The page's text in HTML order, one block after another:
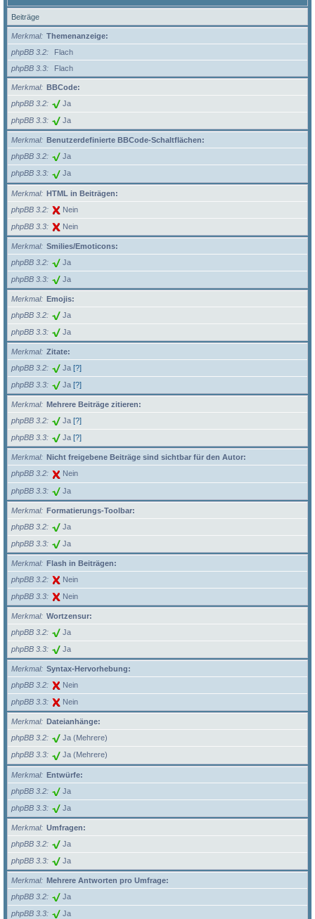
Beiträge
Merkmal
Themenanzeige:
phpBB 3.2
Flach
phpBB 3.3
Flach
Merkmal
BBCode:
phpBB 3.2
Ja
phpBB 3.3 Ja
Merkmal
Benutzerdefinierte BBCode-Schaltflächen:
phpBB 3.2
Ja
phpBB 3.3 Ja
Merkmal
HTML in Beiträgen:
phpBB 3.2
Nein
phpBB 3.3 Nein
Merkmal
Smilies/Emoticons:
phpBB 3.2
Ja
phpBB 3.3 Ja
Merkmal
Emojis:
phpBB 3.2
Ja
phpBB 3.3 Ja
Merkmal
Zitate:
phpBB 3.2
Ja [?]
phpBB 3.3 Ja [?]
Merkmal
Mehrere Beiträge zitieren:
phpBB 3.2
Ja [?]
phpBB 3.3 Ja [?]
Merkmal
Nicht freigebene Beiträge sind sichtbar für den Autor:
phpBB 3.2
Nein
phpBB 3.3 Ja
Merkmal
Formatierungs-Toolbar:
phpBB 3.2
Ja
phpBB 3.3 Ja
Merkmal
Flash in Beiträgen:
phpBB 3.2
Nein
phpBB 3.3 Nein
Merkmal
Wortzensur:
phpBB 3.2
Ja
phpBB 3.3 Ja
Merkmal
Syntax-Hervorhebung:
phpBB 3.2
Nein
phpBB 3.3 Nein
Merkmal
Dateianhänge:
phpBB 3.2
Ja (Mehrere)
phpBB 3.3 Ja (Mehrere)
Merkmal
Entwürfe:
phpBB 3.2
Ja
phpBB 3.3 Ja
Merkmal
Umfragen:
phpBB 3.2
Ja
phpBB 3.3 Ja
Merkmal
Mehrere Antworten pro Umfrage:
phpBB 3.2
Ja
phpBB 3.3 Ja